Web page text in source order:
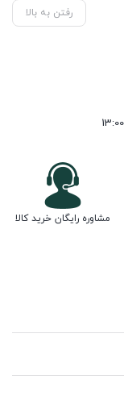
رفتن به بالا
مشاوره رایگان خرید کالا